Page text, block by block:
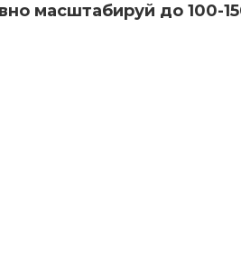
масштабируй до 100-